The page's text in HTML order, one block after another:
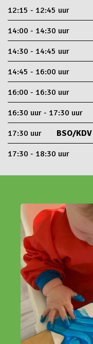
12:15 - 12:45 uur
14:00 - 14:30 uur
14:30 - 14:45 uur
14:45 - 16:00 uur
16:00 - 16:30 uur
16:30 uur - 17:30 uur
17:30 uur
BSO/
17:30 - 18:30 uur